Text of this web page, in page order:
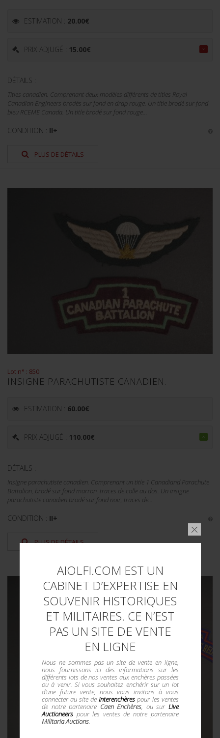
AIOLFI.COM EST UN
CABINET D’EXPERTISE EN
SOUVENIR HISTORIQUES
ET MILITAIRES. CE N’EST
PAS UN SITE DE VENTE
EN LIGNE
Nous ne sommes pas un site de vente en ligne,
nous fournissons ici des informations sur les
différents lots de nos ventes aux enchères passées
ou à venir. Si vous souhaitez enchérir sur un lot
d'une future vente, nous vous invitons à vous
connecter au site deInterenchères pour les ventes
de notre partenaire Caen Enchères, ou sur Live
Auctioneerspour les ventes de notre partenaire
Militaria Auctions.
ESTIMATION : 20.00€
PRIX ADJUGÉ : 15.00€
DÉTAILS :
Titles canadien. Comprenant deux modèles différents de titles Royal
Canadian Engineers brodés sur fond en drap rouge. Un title brodé sur fond
bleu RCEME Canada. Un title brodé sur fond rouge...
CONDITION : II+
PLUS DE DÉTAILS
Lot n° : 850
INSIGNE PARACHUTISTE CANADIEN.
ESTIMATION : 60.00€
PRIX ADJUGÉ : 110.00€
DÉTAILS :
Insigne parachutiste canadien. Comprenant un title 1 Canadiand Parachute
Battalion, brodé sur fond marron, traces de colle au dos. Un insigne
parachutiste canadien brodé sur fond noir, traces de...
CONDITION : II+
PLUS DE DÉTAILS